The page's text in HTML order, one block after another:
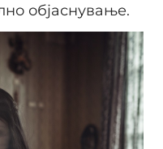
објаснување.